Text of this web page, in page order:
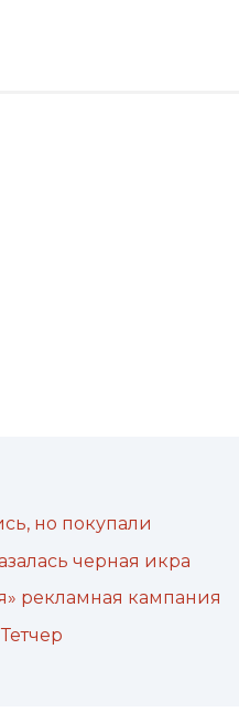
но покупали
черная икра
рекламная кампания